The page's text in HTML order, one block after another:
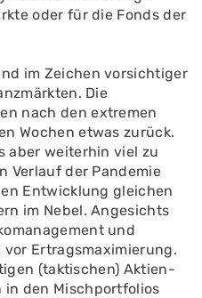
oder für die Fonds der
im Zeichen vorsichtiger
Die
nach den extremen
Wochen etwas zurück.
aber weiterhin viel zu
Verlauf der Pandemie
Entwicklung gleichen
im Nebel. Angesichts
und
Ertragsmaximierung.
(taktischen) Aktien-
den Mischportfolios